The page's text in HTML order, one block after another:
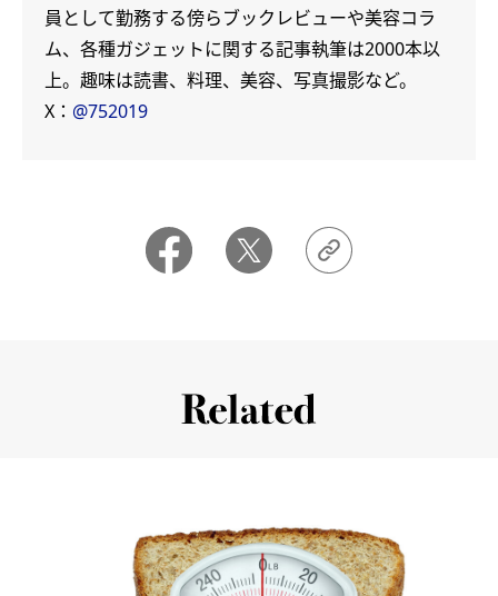
員として勤務する傍らブックレビューや美容コラ
ム、各種ガジェットに関する記事執筆は2000本以
上。趣味は読書、料理、美容、写真撮影など。
X： @752019